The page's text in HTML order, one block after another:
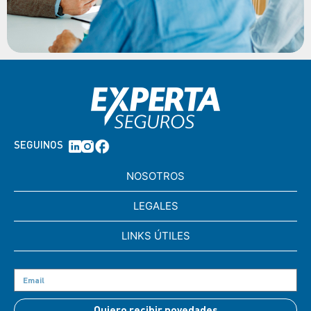
SEGUINOS
NOSOTROS
LEGALES
LINKS ÚTILES